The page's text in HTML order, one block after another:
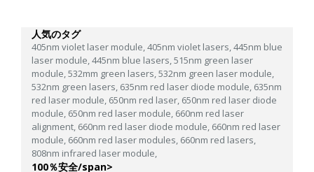
人気のタグ
405nm violet laser module,405nm violet lasers,445nm blue
laser module,445nm blue lasers,515nm green laser
module,532mm green lasers,532nm green laser module,
532nm green lasers, 635nm red laser diode module, 635nm
red laser module, 650nm red laser, 650nm red laser diode
module, 650nm red laser module, 660nm red laser
alignment, 660nm red laser diode module, 660nm red laser
module, 660nm red laser modules, 660nm red lasers,
808nm infrared laser module,
100％安全/span>